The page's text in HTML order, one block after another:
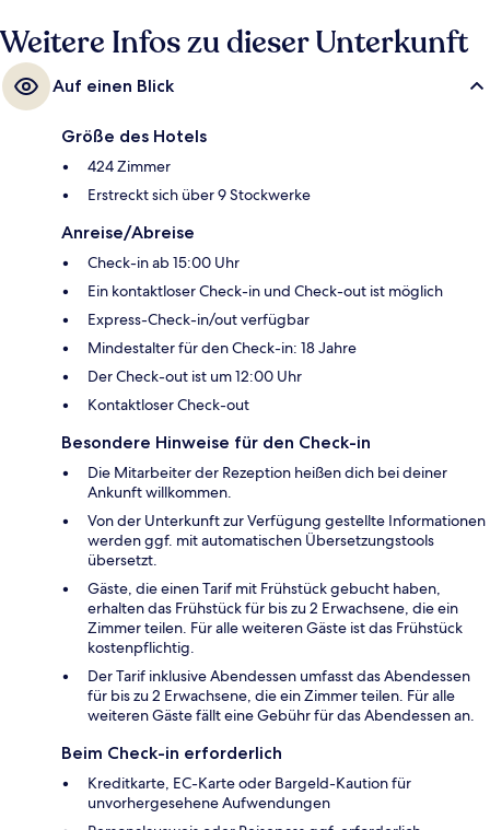
Fußmarsch entfernt: Zur Aquarium sind es 8 Minuten und zur U-Bahn-
Station State Street 10 Minuten.
Weitere Infos zu dieser Unterkunft
Auf einen Blick
Größe des Hotels
424 Zimmer
Erstreckt sich über 9 Stockwerke
Anreise/Abreise
Check-in ab 15:00 Uhr
Ein kontaktloser Check-in und Check-out ist möglich
Express-Check-in/out verfügbar
Mindestalter für den Check-in: 18 Jahre
Der Check-out ist um 12:00 Uhr
Kontaktloser Check-out
Besondere Hinweise für den Check-in
Die Mitarbeiter der Rezeption heißen dich bei deiner
Ankunft willkommen.
Von der Unterkunft zur Verfügung gestellte Informationen
werden ggf. mit automatischen Übersetzungstools
übersetzt.
Gäste, die einen Tarif mit Frühstück gebucht haben,
erhalten das Frühstück für bis zu 2 Erwachsene, die ein
Zimmer teilen. Für alle weiteren Gäste ist das Frühstück
kostenpflichtig.
Der Tarif inklusive Abendessen umfasst das Abendessen
für bis zu 2 Erwachsene, die ein Zimmer teilen. Für alle
weiteren Gäste fällt eine Gebühr für das Abendessen an.
Beim Check-in erforderlich
Kreditkarte, EC-Karte oder Bargeld-Kaution für
unvorhergesehene Aufwendungen